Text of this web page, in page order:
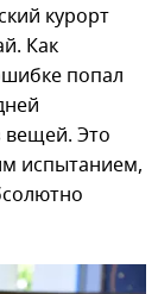
курорт
Как
попал
вещей. Это
испытанием,